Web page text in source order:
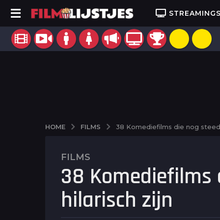
HOME FILMS 38 Komediefilms die nog
9
j
a
a
r
FILMS
38 Komediefilms
hilarisch zijn